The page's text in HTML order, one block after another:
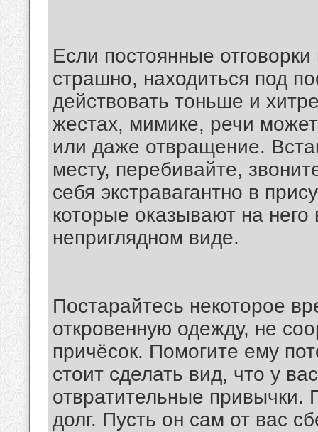
Если постоянные
страшно, находиться под
действовать тоньше и
жестах, мимике, речи
или даже отвращение.
месту, перебивайте,
себя экстравагантно в
которые оказывают на
неприглядном виде.
Постарайтесь некоторое
откровенную одежду, не
причёсок. Помогите ему
стоит сделать вид, что у
отвратительные привычки.
долг. Пусть он сам от вас